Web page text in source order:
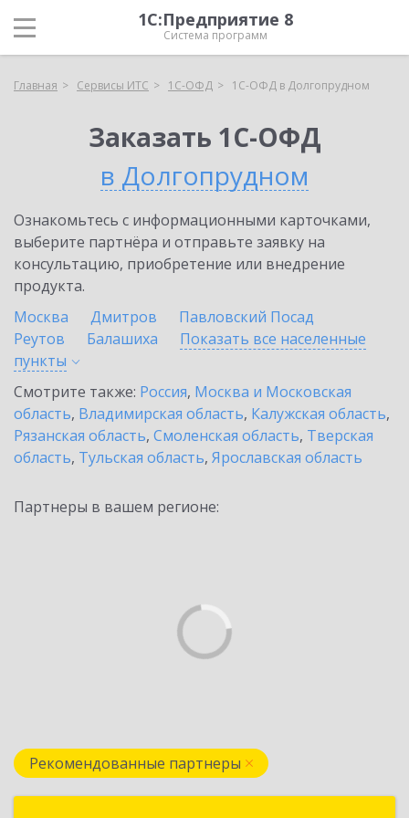
1С:Предприятие 8
Система программ
Главная Сервисы ИТС 1С-ОФД 1С-ОФД в Долгопрудном
Заказать 1С-ОФД
в Долгопрудном
Ознакомьтесь с информационными карточками,
выберите партнёра и отправьте заявку на
консультацию, приобретение или внедрение
продукта.
Москва
Дмитров
Павловский Посад
Реутов
Балашиха
Показать все населенные
пункты
Смотрите также: Россия, Москва и Московская
область, Владимирская область, Калужская область,
Рязанская область, Смоленская область, Тверская
область, Тульская область, Ярославская область
Партнеры в вашем регионе:
Рекомендованные партнеры